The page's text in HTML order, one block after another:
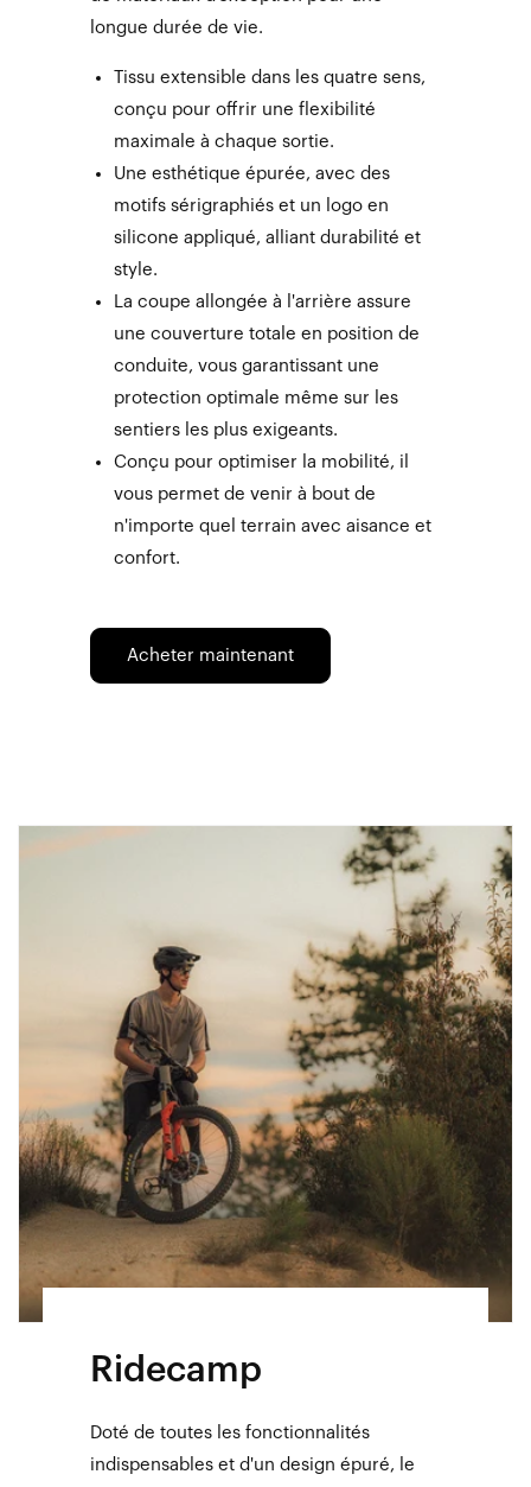
longue durée de vie.
Tissu extensible dans les quatre sens,
conçu pour offrir une flexibilité
maximale à chaque sortie.
Une esthétique épurée, avec des
motifs sérigraphiés et un logo en
silicone appliqué, alliant durabilité et
style.
La coupe allongée à l'arrière assure
une couverture totale en position de
conduite, vous garantissant une
protection optimale même sur les
sentiers les plus exigeants.
Conçu pour optimiser la mobilité, il
vous permet de venir à bout de
n'importe quel terrain avec aisance et
confort.
Acheter maintenant
Ridecamp
Doté de toutes les fonctionnalités
indispensables et d'un design épuré, le